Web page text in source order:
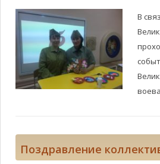
В
Поздравление